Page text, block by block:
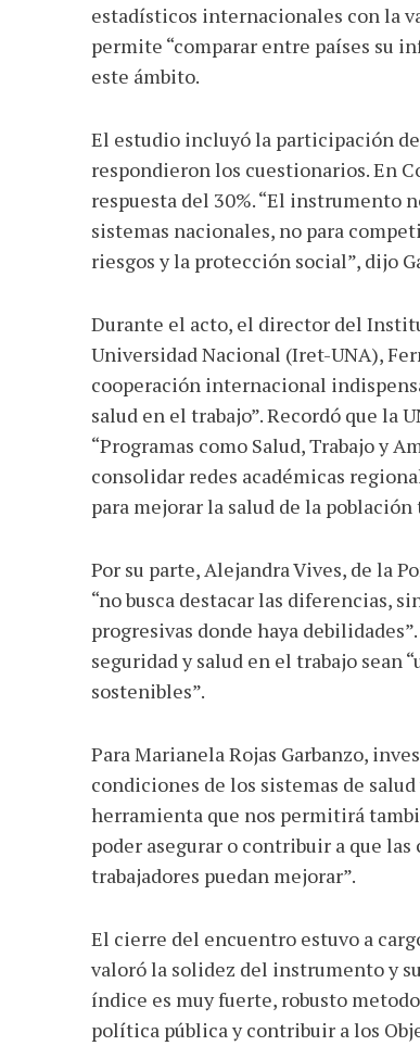
estadísticos internacionales con la
permite “comparar entre países su
este ámbito.
El estudio incluyó la participación de
respondieron los cuestionarios. En
respuesta del 30%. “El instrumento
sistemas nacionales, no para
riesgos y la protección social”, dijo
Durante el acto, el director del
Universidad Nacional (Iret-UNA),
cooperación internacional
salud en el trabajo”. Recordó que la
“Programas como Salud, Trabajo y
consolidar redes académicas
para mejorar la salud de la población
Por su parte, Alejandra Vives, de la
“no busca destacar las diferencias,
progresivas donde haya
seguridad y salud en el trabajo
sostenibles”.
Para Marianela Rojas Garbanzo,
condiciones de los sistemas de
herramienta que nos permitirá
poder asegurar o contribuir a que
trabajadores puedan mejorar”.
El cierre del encuentro estuvo a
valoró la solidez del instrumento y
índice es muy fuerte, robusto
política pública y contribuir a los